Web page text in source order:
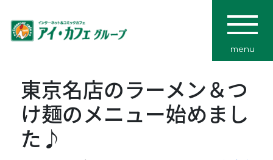
menu
東京名店のラーメン＆つ
け麺のメニュー始めまし
た♪